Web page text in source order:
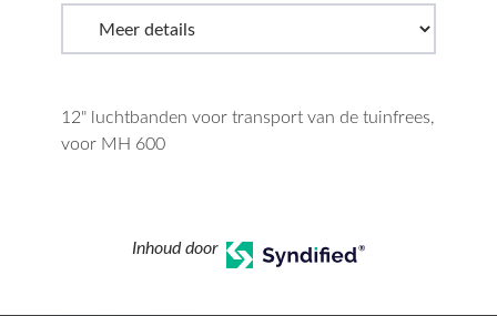
12" luchtbanden voor transport van de tuinfrees,
voor MH 600
Inhoud door